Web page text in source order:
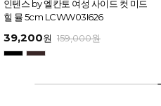
인텐스 by 엘칸토 여성 볼륨 원 밴드 베
이직 샌들 5cm LCWW02I626
29,900원 149,000원